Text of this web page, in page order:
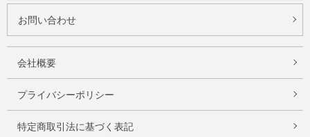
お問い合わせ
会社概要
プライバシーポリシー
特定商取引法に基づく表記